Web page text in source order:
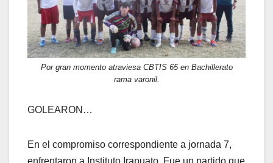
Por gran momento atraviesa CBTIS 65 en Bachillerato
rama varonil.
GOLEARON…
En el compromiso correspondiente a jornada 7,
enfrentaron a Instituto Irapuato. Fue un partido que